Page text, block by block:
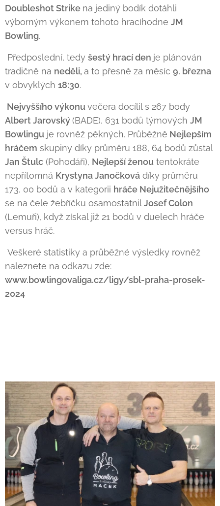
Doubleshot Strike na jediný bodík dotáhli
výborným výkonem tohoto hracíhodne JM
Bowling.
Předposlední, tedy šestý hrací den je plánován
tradičně na neděli, a to přesně za měsíc 9. března
v obvyklých 18:30.
Nejvyššího výkonu večera docílil s 267 body
Albert Jarovský(BADE), 631 bodů týmových JM
Bowlingu je rovněž pěkných. Průběžně Nejlepším
hráčem skupiny díky průměru 188, 64 bodů zůstal
Jan Štulc (Pohodáři), Nejlepší ženou tentokráte
nepřítomná Krystyna Janočková díky průměru
173, 00 bodů a v kategorii hráče Nejužitečnějšího
se na čele žebříčku osamostatnilJosef Colon
(Lemuři), když získal již 21 bodů v duelech hráče
versus hráč.
Veškeré statistiky a průběžné výsledky rovněž
naleznete na odkazu zde:
www.bowlingovaliga.cz/ligy/sbl-praha-prosek-
2024